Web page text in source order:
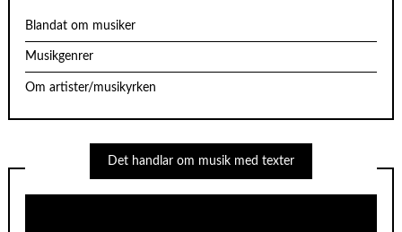
Blandat om musiker
Musikgenrer
Om artister/musikyrken
Det handlar om musik med texter